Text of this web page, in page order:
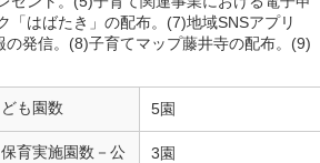
「はばたき」の配布。(7)地域SNSアプリ
の発信。(8)子育てマップ藤井寺の配布。(9)
も園数 5園
育実施園数－公
3園